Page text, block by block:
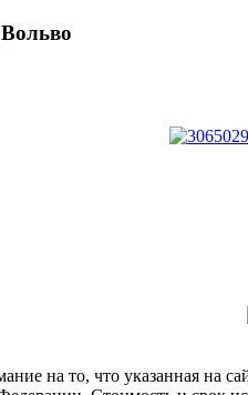
на то, что указанная на